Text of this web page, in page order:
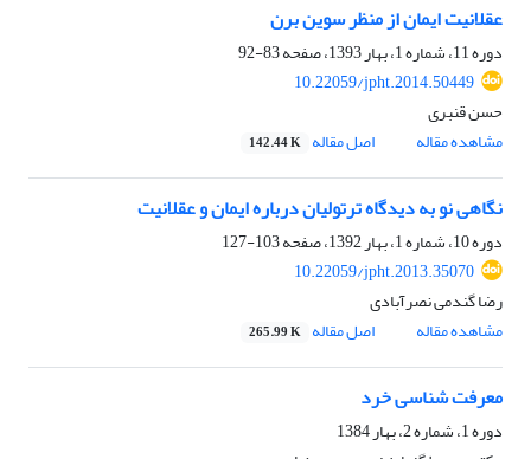
عقلانیت ایمان از منظر سوین برن
دوره 11، شماره 1، بهار 1393، صفحه
83-92
10.22059/jpht.2014.50449
حسن قنبری
مشاهده مقاله
اصل مقاله 142.44 K
نگاهی نو به دیدگاه ترتولیان درباره ایمان و عقلانیت
دوره 10، شماره 1، بهار 1392، صفحه
103-127
10.22059/jpht.2013.35070
رضا گندمی نصرآبادی
مشاهده مقاله
اصل مقاله 265.99 K
معرفت شناسی خرد
دوره 1، شماره 2، بهار 1384